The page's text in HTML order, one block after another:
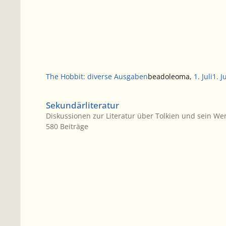
The Hobbit: diverse Ausgabenbeadoleoma, 1. Juli1.
Sekundärliteratur
Diskussionen zur Literatur über Tolkien und sein
580 Beiträge